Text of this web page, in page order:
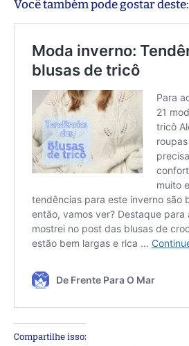
Você também pode gostar deste:
Compartilhe isso: